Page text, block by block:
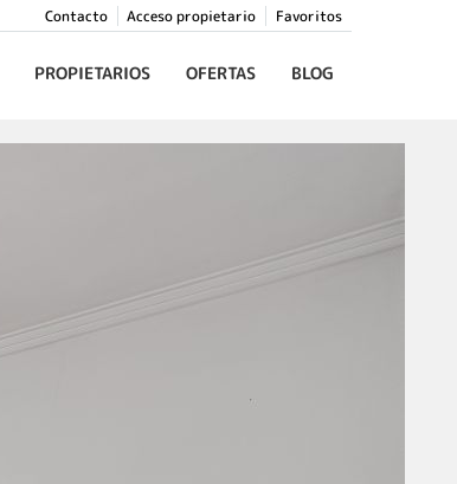
Favoritos
Acceso propietario
Contacto
PROPIETARIOS OFERTAS BLOG